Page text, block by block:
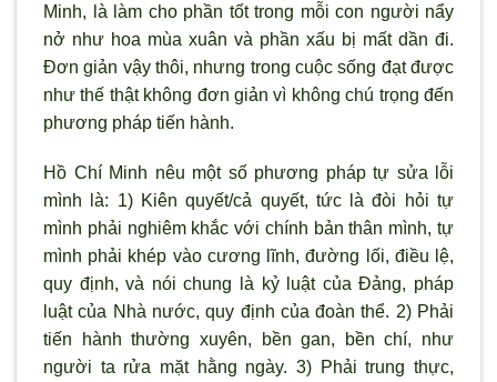
Minh, là làm cho phần tốt trong mỗi con người nẩy
nở như hoa mùa xuân và phần xấu bị mất dần đi.
Đơn giản vậy thôi, nhưng trong cuộc sống đạt được
như thế thật không đơn giản vì không chú trọng đến
phương pháp tiến hành.
Hồ Chí Minh nêu một số phương pháp tự sửa lỗi
mình là: 1) Kiên quyết/cả quyết, tức là đòi hỏi tự
mình phải nghiêm khắc với chính bản thân mình, tự
mình phải khép vào cương lĩnh, đường lối, điều lệ,
quy định, và nói chung là kỷ luật của Đảng, pháp
luật của Nhà nước, quy định của đoàn thể. 2) Phải
tiến hành thường xuyên, bền gan, bền chí, như
người ta rửa mặt hằng ngày. 3) Phải trung thực,